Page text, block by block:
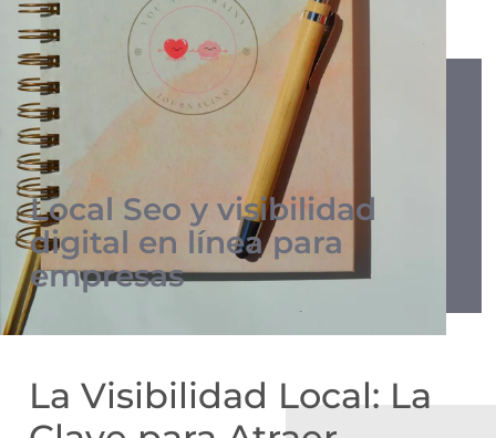
Local Seo y visibilidad
digital en línea para
empresas
La Visibilidad Local: La